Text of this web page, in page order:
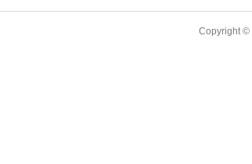
Copyright ©